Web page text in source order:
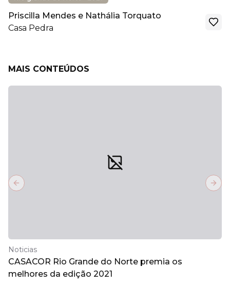
Priscilla Mendes e Nathália Torquato
Casa Pedra
MAIS CONTEÚDOS
Noticias
CASACOR Rio Grande do Norte premia os
melhores da edição 2021
Previous slide